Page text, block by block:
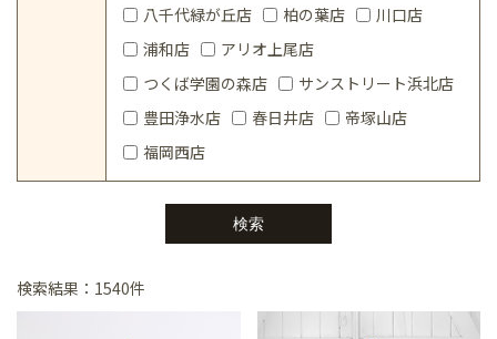
八千代緑が丘店
柏の葉店
川口店
浦和店
アリオ上尾店
つくば学園の森店
サンストリート浜北店
豊田浄水店
春日井店
帝塚山店
福岡西店
検索結果：1540件